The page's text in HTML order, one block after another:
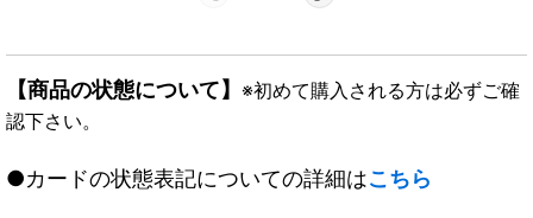
【商品の状態について】 ※初めて購入される方は必ずご確
認下さい。
●カードの状態表記についての詳細はこちら